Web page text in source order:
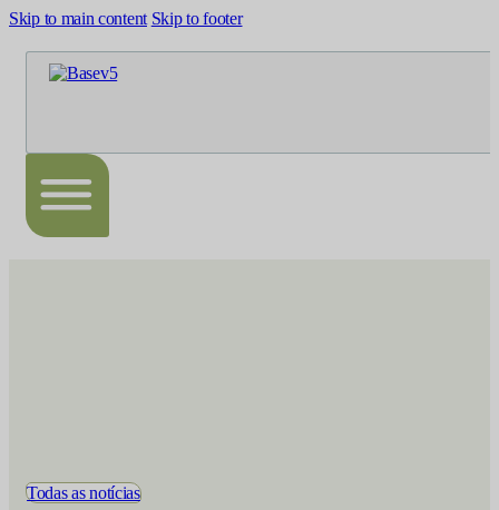
Skip to main content Skip to footer
Todas as notícias